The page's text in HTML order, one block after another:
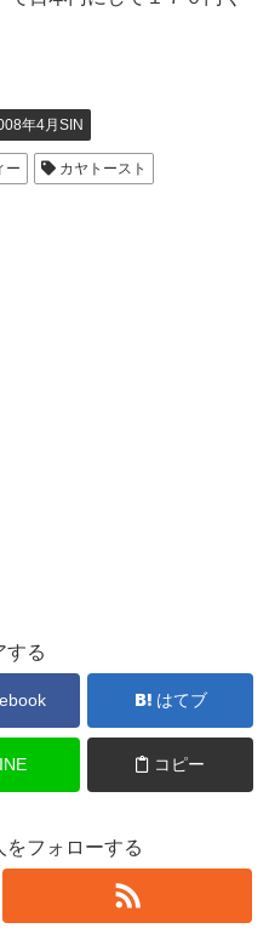
年4月SIN
ー
カヤトースト
する
はてブ
コピー
をフォローする